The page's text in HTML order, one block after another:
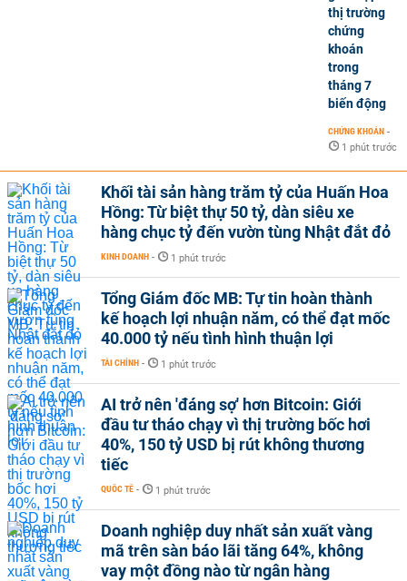
thị trường
chứng
khoán
trong
tháng 7
biến động
CHỨNG KHOÁN -
1 phút trước
Khối tài sản hàng trăm tỷ của Huấn Hoa
Hồng: Từ biệt thự 50 tỷ, dàn siêu xe
hàng chục tỷ đến vườn tùng Nhật đắt đỏ
KINH DOANH - 1 phút trước
Tổng Giám đốc MB: Tự tin hoàn thành
kế hoạch lợi nhuận năm, có thể đạt mốc
40.000 tỷ nếu tình hình thuận lợi
TÀI CHÍNH - 1 phút trước
AI trở nên 'đáng sợ' hơn Bitcoin: Giới
đầu tư tháo chạy vì thị trường bốc hơi
40%, 150 tỷ USD bị rút không thương
tiếc
QUỐC TẾ - 1 phút trước
Doanh nghiệp duy nhất sản xuất vàng
mã trên sàn báo lãi tăng 64%, không
vay một đồng nào từ ngân hàng